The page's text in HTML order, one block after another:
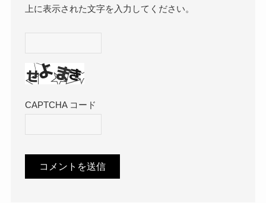
上に表示された文字を入力してください。
CAPTCHA コード